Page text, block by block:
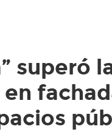
superó